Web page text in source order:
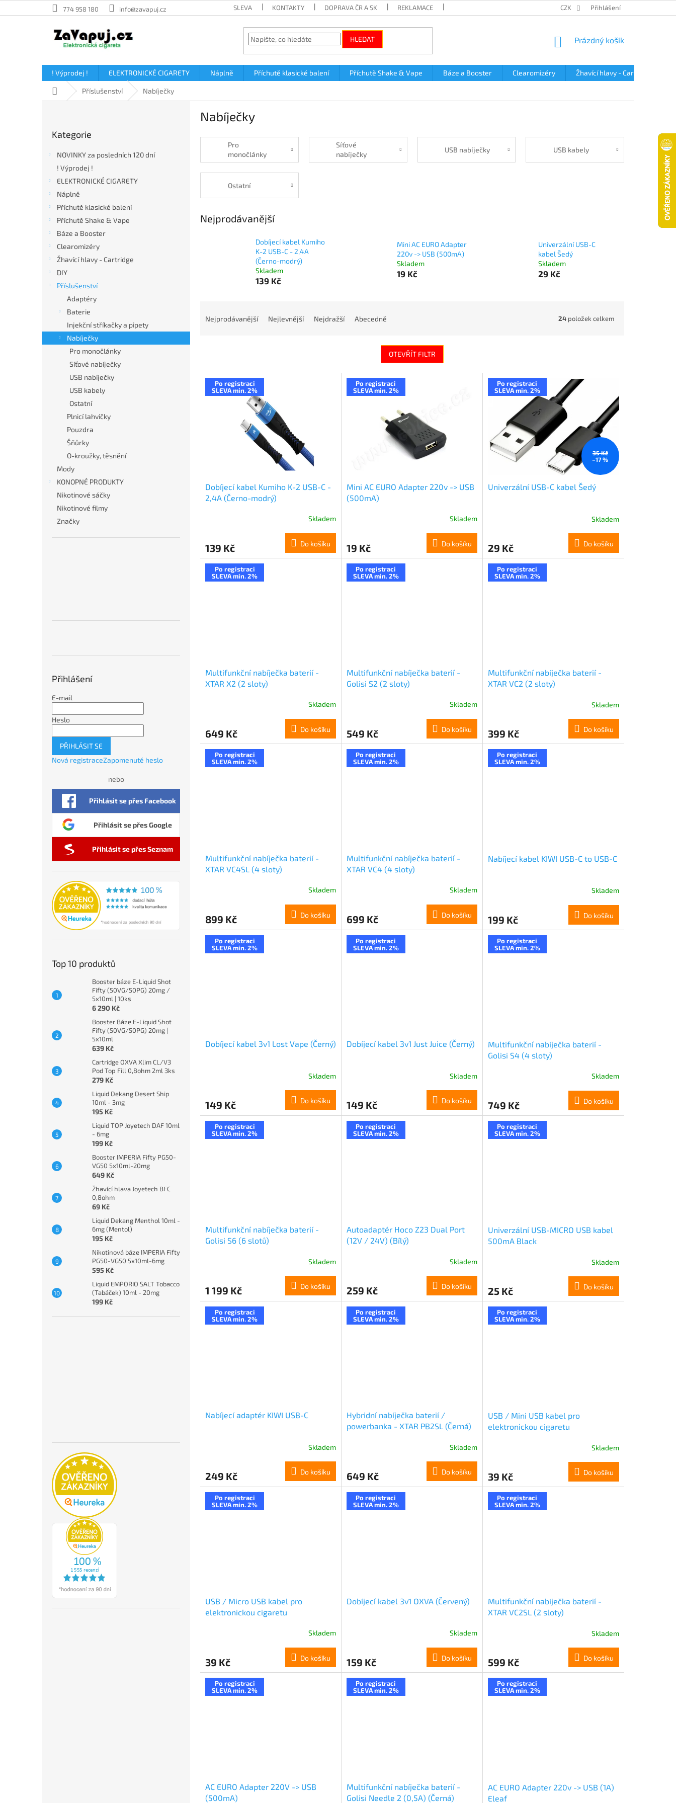
na
774 958 180 info@zavapuj.cz SLEVA KONTAKTY DOPRAVA ČR A SK REKLAMACE PODMÍNKY OCHRANY OSOBNÍCH ÚDAJŮ
CZK Přihlášení
HLEDAT
NÁKUPNÍ
Prázdný košík
! Výprodej ! ELEKTRONICKÉ CIGARETY Náplně Příchutě klasické balení Příchutě Shake & Vape Báze a Booster Clearomizéry Žhavící hlavy - Cartridge
Domů Příslušenství Nabíječky
kategorie
Kategorie
NOVINKY za posledních 120 dní
! Výprodej !
ELEKTRONICKÉ CIGARETY
Náplně
Příchutě klasické balení
Příchutě Shake & Vape
Báze a Booster
Clearomizéry
Žhavící hlavy - Cartridge
DIY
Příslušenství
Adaptéry
Baterie
Injekční stříkačky a pipety
Nabíječky
Pro monočlánky
Síťové nabíječky
USB nabíječky
USB kabely
Ostatní
Plnicí lahvičky
Pouzdra
Šňůrky
O-kroužky, těsnění
Mody
KONOPNÉ PRODUKTY
Nikotinové sáčky
Nikotinové filmy
Značky
Přihlášení
E-mail
Heslo
PŘIHLÁSIT SE
Nová registraceZapomenuté heslo
nebo
Přihlásit se přes Facebook
Přihlásit se přes Google
Přihlásit se přes Seznam
Top 10 produktů
Booster báze E-Liquid Shot
Fifty (50VG/50PG) 20mg /
5x10ml | 10ks
6 290 Kč
Booster Báze E-Liquid Shot
Fifty (50VG/50PG) 20mg |
5x10ml
639 Kč
Cartridge OXVA Xlim CL/V3
Pod Top Fill 0,8ohm 2ml 3ks
279 Kč
Liquid Dekang Desert Ship
10ml - 3mg
195 Kč
Liquid TOP Joyetech DAF 10ml
- 6mg
199 Kč
Booster IMPERIA Fifty PG50-
VG50 5x10ml-20mg
649 Kč
Žhavící hlava Joyetech BFC
0,8ohm
69 Kč
Liquid Dekang Menthol 10ml -
6mg (Mentol)
195 Kč
Nikotinová báze IMPERIA Fifty
PG50-VG50 5x10ml-6mg
595 Kč
Liquid EMPORIO SALT Tobacco
(Tabáček) 10ml - 20mg
199 Kč
Nabíječky
Pro
monočlánky
Síťové
nabíječky
USB nabíječky USB kabely
Ostatní
Nejprodávanější
Dobíjecí kabel Kumiho
K-2 USB-C - 2,4A
(Černo-modrý)
Skladem
139 Kč
Mini AC EURO Adapter
220v -> USB (500mA)
Skladem
19 Kč
Univerzální USB-C
kabel Šedý
Skladem
29 Kč
Nejprodávanější Nejlevnější Nejdražší Abecedně 24 položek celkem
OTEVŘÍT FILTR
V
p
Po registraci
SLEVA min. 2%
Dobíjecí kabel Kumiho K-2 USB-C -
2,4A (Černo-modrý)
Skladem
139 Kč Do košíku
Po registraci
SLEVA min. 2%
Mini AC EURO Adapter 220v -> USB
(500mA)
Skladem
19 Kč Do košíku
Po registraci
SLEVA min. 2%
35 Kč
–17 %
Univerzální USB-C kabel Šedý
Skladem
29 Kč Do košíku
Po registraci
SLEVA min. 2%
Multifunkční nabíječka baterií -
XTAR X2 (2 sloty)
Skladem
649 Kč Do košíku
Po registraci
SLEVA min. 2%
Multifunkční nabíječka baterií -
Golisi S2 (2 sloty)
Skladem
549 Kč Do košíku
Po registraci
SLEVA min. 2%
Multifunkční nabíječka baterií -
XTAR VC2 (2 sloty)
Skladem
399 Kč Do košíku
Po registraci
SLEVA min. 2%
Multifunkční nabíječka baterií -
XTAR VC4SL (4 sloty)
Skladem
899 Kč Do košíku
Po registraci
SLEVA min. 2%
Multifunkční nabíječka baterií -
XTAR VC4 (4 sloty)
Skladem
699 Kč Do košíku
Po registraci
SLEVA min. 2%
Nabíjecí kabel KIWI USB-C to USB-C
Skladem
199 Kč Do košíku
Po registraci
SLEVA min. 2%
Dobíjecí kabel 3v1 Lost Vape (Černý)
Skladem
149 Kč Do košíku
Po registraci
SLEVA min. 2%
Dobíjecí kabel 3v1 Just Juice (Černý)
Skladem
149 Kč Do košíku
Po registraci
SLEVA min. 2%
Multifunkční nabíječka baterií -
Golisi S4 (4 sloty)
Skladem
749 Kč Do košíku
Po registraci
SLEVA min. 2%
Multifunkční nabíječka baterií -
Golisi S6 (6 slotů)
Skladem
1 199 Kč Do košíku
Po registraci
SLEVA min. 2%
Autoadaptér Hoco Z23 Dual Port
(12V / 24V) (Bílý)
Skladem
259 Kč Do košíku
Po registraci
SLEVA min. 2%
Univerzální USB-MICRO USB kabel
500mA Black
Skladem
25 Kč Do košíku
Po registraci
SLEVA min. 2%
Nabíjecí adaptér KIWI USB-C
Skladem
249 Kč Do košíku
Po registraci
SLEVA min. 2%
Hybridní nabíječka baterií /
powerbanka - XTAR PB2SL (Černá)
Skladem
649 Kč Do košíku
Po registraci
SLEVA min. 2%
USB / Mini USB kabel pro
elektronickou cigaretu
Skladem
39 Kč Do košíku
Po registraci
SLEVA min. 2%
USB / Micro USB kabel pro
elektronickou cigaretu
Skladem
39 Kč Do košíku
Po registraci
SLEVA min. 2%
Dobíjecí kabel 3v1 OXVA (Červený)
Skladem
159 Kč Do košíku
Po registraci
SLEVA min. 2%
Multifunkční nabíječka baterií -
XTAR VC2SL (2 sloty)
Skladem
599 Kč Do košíku
Po registraci
SLEVA min. 2%
AC EURO Adapter 220V -> USB
(500mA)
Po registraci
SLEVA min. 2%
Multifunkční nabíječka baterií -
Golisi Needle 2 (0,5A) (Černá)
Po registraci
SLEVA min. 2%
AC EURO Adapter 220v -> USB (1A)
Eleaf